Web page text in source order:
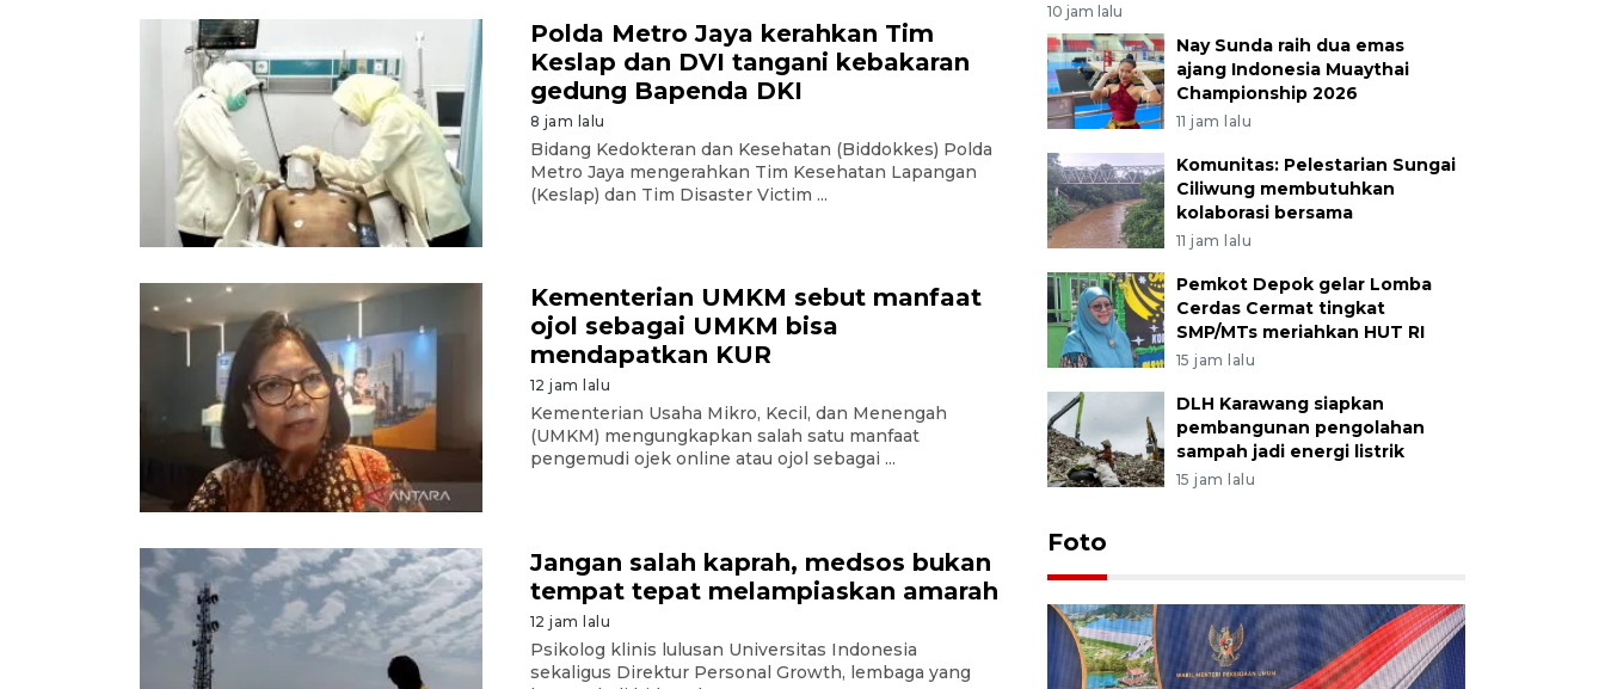
Polda Metro Jaya kerahkan Tim
Keslap dan DVI tangani kebakaran
gedung Bapenda DKI
8 jam lalu
Bidang Kedokteran dan Kesehatan (Biddokkes) Polda
Metro Jaya mengerahkan Tim Kesehatan Lapangan
(Keslap) dan Tim Disaster Victim ...
Kementerian UMKM sebut manfaat
ojol sebagai UMKM bisa
mendapatkan KUR
12 jam lalu
Kementerian Usaha Mikro, Kecil, dan Menengah
(UMKM) mengungkapkan salah satu manfaat
pengemudi ojek online atau ojol sebagai ...
Jangan salah kaprah, medsos bukan
tempat tepat melampiaskan amarah
12 jam lalu
Psikolog klinis lulusan Universitas Indonesia
sekaligus Direktur Personal Growth, lembaga yang
10 jam lalu
Nay Sunda raih dua emas
ajang Indonesia Muaythai
Championship 2026
11 jam lalu
Komunitas: Pelestarian Sungai
Ciliwung membutuhkan
kolaborasi bersama
11 jam lalu
Pemkot Depok gelar Lomba
Cerdas Cermat tingkat
SMP/MTs meriahkan HUT RI
15 jam lalu
DLH Karawang siapkan
pembangunan pengolahan
sampah jadi energi listrik
15 jam lalu
Foto